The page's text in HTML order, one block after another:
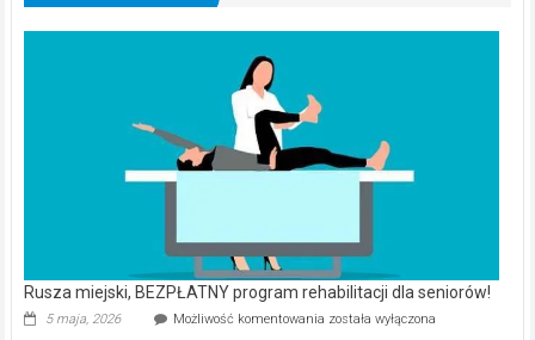
Rusza miejski, BEZPŁATNY program rehabilitacji dla seniorów!
5 maja, 2026 Możliwość komentowania Rusza
została wyłączona